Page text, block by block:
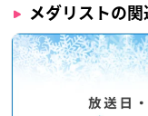
メダリストの